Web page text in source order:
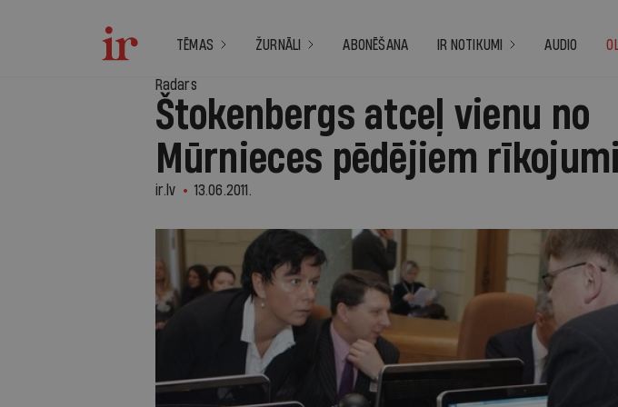
TĒMAS ŽURNĀLI ABONĒŠANA IR NOTIKUMI AUDIO
Radars
Štokenbergs atceļ vienu no
Mūrnieces pēdējiem
ir.lv 13.06.2011.